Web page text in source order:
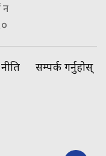
न
सम्पर्क गर्नुहोस्